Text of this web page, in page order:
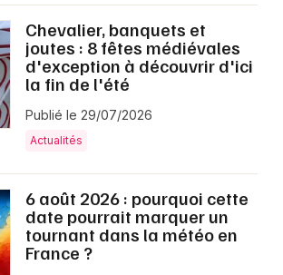
Chevalier, banquets et
joutes : 8 fêtes médiévales
d'exception à découvrir d'ici
la fin de l'été
Publié le 29/07/2026
Actualités
6 août 2026 : pourquoi cette
date pourrait marquer un
tournant dans la météo en
France ?